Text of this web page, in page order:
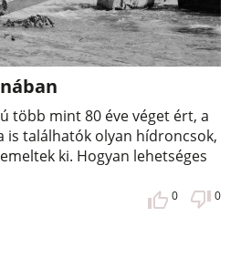
több mint 80 éve véget ért, a
is találhatók olyan hídroncsok,
ki. Hogyan lehetséges
0 0